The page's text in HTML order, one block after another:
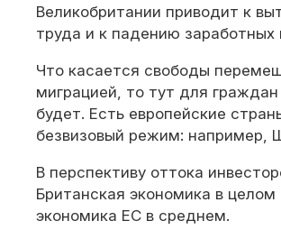
Великобритании приводит к
труда и к падению заработных
Что касается свободы
миграцией, то тут для
будет. Есть европейские
безвизовый режим: например,
В перспективу оттока
Британская экономика в
экономика ЕС в среднем.